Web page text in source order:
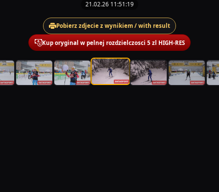
21.02.26 11:51:19
Pobierz zdjecie z wynikiem / with result
Kup oryginal w pelnej rozdzielczosci 5 zl HIGH-RES